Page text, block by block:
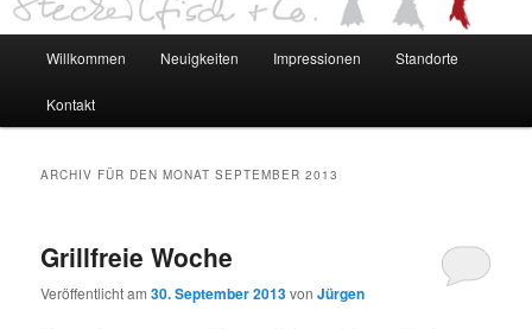
Zum Inhalt wechseln
Zum sekundären Inhalt wechseln
Willkommen Neuigkeiten Impressionen Standorte
Kontakt
ARCHIV FÜR DEN MONATSEPTEMBER 2013
Grillfreie Woche
Veröffentlicht am30. September 2013vonJürgen